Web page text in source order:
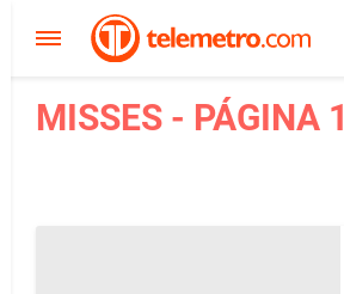
MISSES - PÁGINA 1